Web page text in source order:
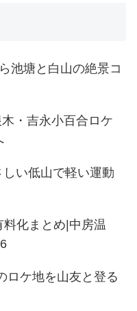
池塘と白山の絶景コ
・吉永小百合ロケ
い低山で軽い運動
化まとめ|中房温
ロケ地を山友と登る